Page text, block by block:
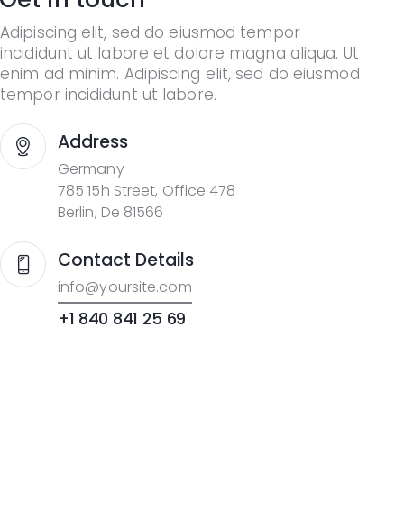
Adipiscing elit, sed do eiusmod tempor
incididunt ut labore et dolore magna aliqua. Ut
enim ad minim. Adipiscing elit, sed do eiusmod
tempor incididunt ut labore.
Address
Germany —
785 15h Street, Office 478
Berlin, De 81566
Contact Details
info@yoursite.com
+1 840 841 25 69